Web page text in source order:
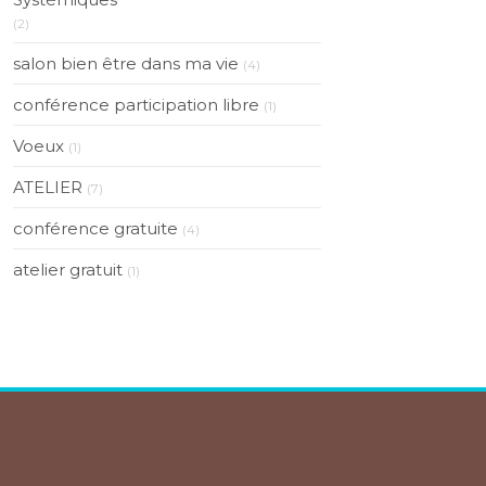
(2)
salon bien être dans ma vie (4)
conférence participation libre (1)
Voeux (1)
ATELIER (7)
conférence gratuite (4)
atelier gratuit (1)